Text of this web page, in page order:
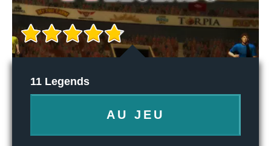
11 Legends
AU JEU